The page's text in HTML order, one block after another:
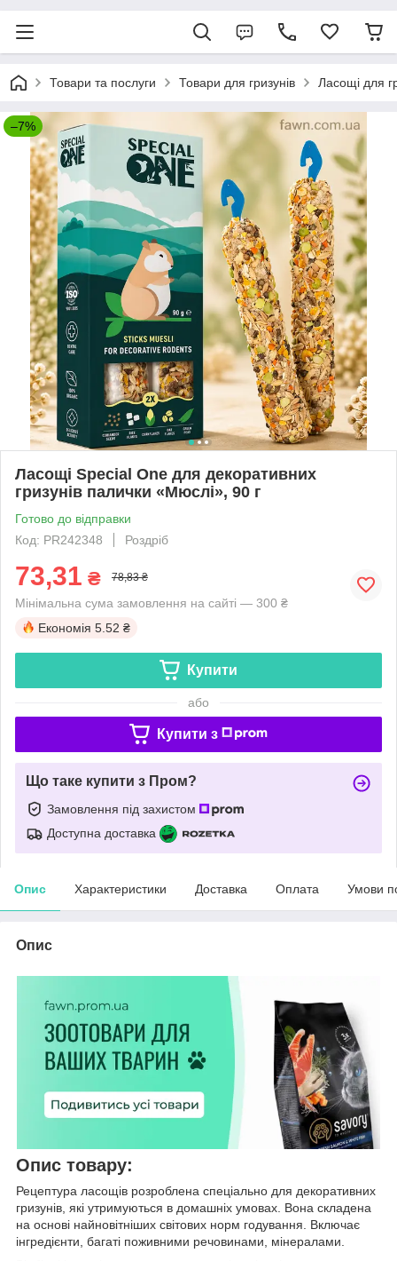
Товари та послуги Товари для гризунів Ласощі для
–7%
Ласощі Special One для декоративних
гризунів палички «Мюслі», 90 г
Готово до відправки
Код: PR242348
Роздріб
73,31 ₴ 78,83 ₴
Мінімальна сума замовлення на сайті — 300 ₴
Економія 5.52 ₴
Купити
або
Купити з
Що таке купити з Пром?
Замовлення під захистом
Доступна доставка
Опис Характеристики Доставка Оплата Умови
Опис
Опис товару:
Рецептура ласощів розроблена спеціально для декоративних
гризунів, які утримуються в домашніх умовах. Вона складена
на основі найновітніших світових норм годування. Включає
інгредієнти, багаті поживними речовинами, мінералами.